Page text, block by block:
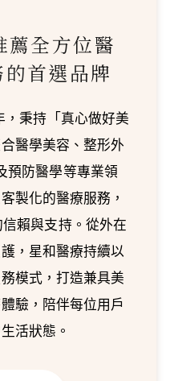
薦全方位醫
首選品牌
秉持「真心做好美
醫學美容、整形外
預防醫學等專業領
製化的醫療服務，
賴與支持。從外在
，星和醫療持續以
模式，打造兼具美
驗，陪伴每位用戶
活狀態。